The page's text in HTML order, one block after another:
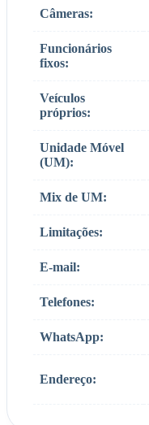
Câmeras:
Funcionários
fixos:
Veículos
próprios:
Unidade Móvel
(UM):
Mix de UM:
Limitações:
E-mail:
Telefones:
WhatsApp:
Endereço: